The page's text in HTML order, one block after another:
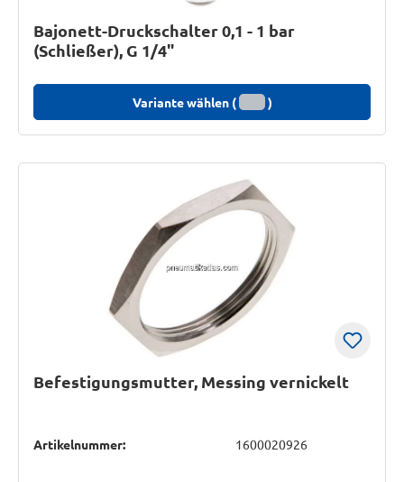
Bajonett-Druckschalter 0,1 - 1 bar
(Schließer), G 1/4"
Variante wählen ( )
Befestigungsmutter, Messing vernickelt
Artikelnummer: 1600020926